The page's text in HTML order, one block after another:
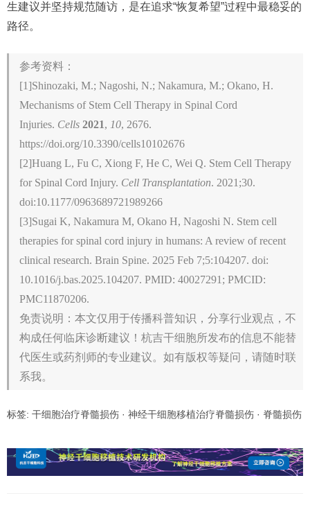
生建议并坚持规范随访，是在追求“恢复希望”过程中最稳妥的
路径。
参考资料：
[1]Shinozaki, M.; Nagoshi, N.; Nakamura, M.; Okano, H.
Mechanisms of Stem Cell Therapy in Spinal Cord
Injuries. Cells 2021, 10, 2676.
https://doi.org/10.3390/cells10102676
[2]Huang L, Fu C, Xiong F, He C, Wei Q. Stem Cell Therapy
for Spinal Cord Injury. Cell Transplantation. 2021;30.
doi:10.1177/0963689721989266
[3]Sugai K, Nakamura M, Okano H, Nagoshi N. Stem cell
therapies for spinal cord injury in humans: A review of recent
clinical research. Brain Spine. 2025 Feb 7;5:104207. doi:
10.1016/j.bas.2025.104207. PMID: 40027291; PMCID:
PMC11870206.
免责说明：本文仅用于传播科普知识，分享行业观点，不
构成任何临床诊断建议！杭吉干细胞所发布的信息不能替
代医生或药剂师的专业建议。如有版权等疑问，请随时联
系我。
标签: 干细胞治疗脊髓损伤 · 神经干细胞移植治疗脊髓损伤 · 脊髓损伤